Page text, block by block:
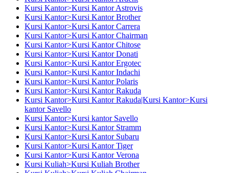
Kursi Kantor>Kursi Kantor Astrovis
Kursi Kantor>Kursi Kantor Brother
Kursi Kantor>Kursi Kantor Carrera
Kursi Kantor>Kursi Kantor Chairman
Kursi Kantor>Kursi Kantor Chitose
Kursi Kantor>Kursi Kantor Donati
Kursi Kantor>Kursi Kantor Ergotec
Kursi Kantor>Kursi Kantor Indachi
Kursi Kantor>Kursi Kantor Polaris
Kursi Kantor>Kursi Kantor Rakuda
Kursi Kantor>Kursi Kantor Rakuda|Kursi Kantor>Kursi
kantor Savello
Kursi Kantor>Kursi kantor Savello
Kursi Kantor>Kursi Kantor Stramm
Kursi Kantor>Kursi Kantor Subaru
Kursi Kantor>Kursi Kantor Tiger
Kursi Kantor>Kursi Kantor Verona
Kursi Kuliah>Kursi Kuliah Brother